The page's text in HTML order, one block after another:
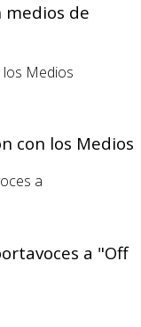
medios de
con los Medios
a "Off